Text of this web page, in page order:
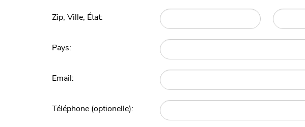
Zip, Ville, État:
Pays:
Email:
Téléphone (optionelle):